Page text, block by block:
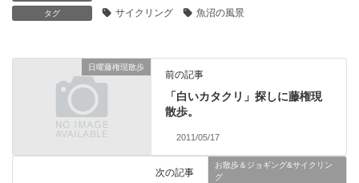
タグ サイクリング 魚沼の風景
日曜藤権現散歩
前の記事
「白いカタクリ」探しに藤権現
散歩。
2011/05/17
お散歩＆ジョギング&サイクリン
グ
次の記事